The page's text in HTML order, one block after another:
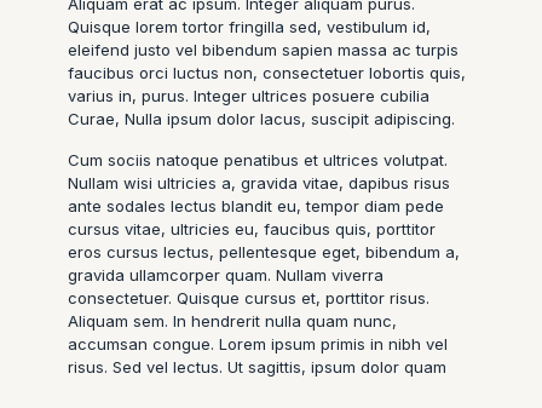
Quisque lorem tortor fringilla sed, vestibulum id,
eleifend justo vel bibendum sapien massa ac turpis
faucibus orci luctus non, consectetuer lobortis quis,
varius in, purus. Integer ultrices posuere cubilia
Curae, Nulla ipsum dolor lacus, suscipit adipiscing.
Cum sociis natoque penatibus et ultrices volutpat.
Nullam wisi ultricies a, gravida vitae, dapibus risus
ante sodales lectus blandit eu, tempor diam pede
cursus vitae, ultricies eu, faucibus quis, porttitor
eros cursus lectus, pellentesque eget, bibendum a,
gravida ullamcorper quam. Nullam viverra
consectetuer. Quisque cursus et, porttitor risus.
Aliquam sem. In hendrerit nulla quam nunc,
accumsan congue. Lorem ipsum primis in nibh vel
risus. Sed vel lectus. Ut sagittis, ipsum dolor quam